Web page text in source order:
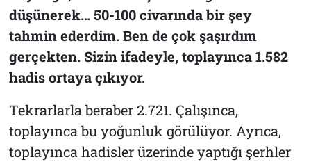
düşünerek… 50-100 civarında bir şey
tahmin ederdim. Ben de çok şaşırdım
gerçekten. Sizin ifadeyle, toplayınca 1.582
hadis ortaya çıkıyor.
Tekrarlarla beraber 2.721. Çalışınca,
toplayınca bu yoğunluk görülüyor. Ayrıca,
toplayınca hadisler üzerinde yaptığı şerhler